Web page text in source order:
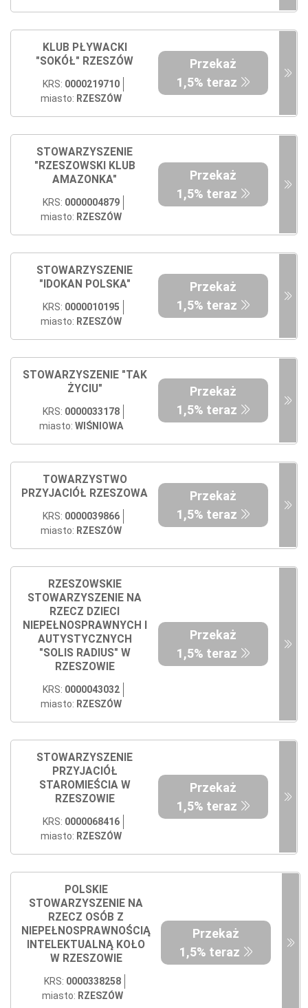
KLUB PŁYWACKI
"SOKÓŁ" RZESZÓW
KRS: 0000219710
miasto: RZESZÓW
Przekaż
1,5% teraz
STOWARZYSZENIE
"RZESZOWSKI KLUB
AMAZONKA"
KRS: 0000004879
miasto: RZESZÓW
Przekaż
1,5% teraz
STOWARZYSZENIE
"IDOKAN POLSKA"
KRS: 0000010195
miasto: RZESZÓW
Przekaż
1,5% teraz
STOWARZYSZENIE "TAK
ŻYCIU"
KRS: 0000033178
miasto: WIŚNIOWA
Przekaż
1,5% teraz
TOWARZYSTWO
PRZYJACIÓŁ RZESZOWA
KRS: 0000039866
miasto: RZESZÓW
Przekaż
1,5% teraz
RZESZOWSKIE
STOWARZYSZENIE NA
RZECZ DZIECI
NIEPEŁNOSPRAWNYCH I
AUTYSTYCZNYCH
"SOLIS RADIUS" W
RZESZOWIE
KRS: 0000043032
miasto: RZESZÓW
Przekaż
1,5% teraz
STOWARZYSZENIE
PRZYJACIÓŁ
STAROMIEŚCIA W
RZESZOWIE
KRS: 0000068416
miasto: RZESZÓW
Przekaż
1,5% teraz
POLSKIE
STOWARZYSZENIE NA
RZECZ OSÓB Z
NIEPEŁNOSPRAWNOŚCIĄ
INTELEKTUALNĄ KOŁO
W RZESZOWIE
KRS: 0000338258
miasto: RZESZÓW
Przekaż
1,5% teraz